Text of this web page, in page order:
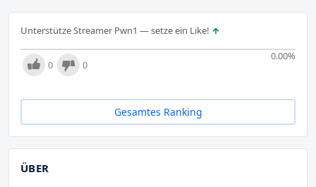
Unterstütze Streamer Pwn1 — setze ein Like!
0.00%
0 0
Gesamtes Ranking
ÜBER